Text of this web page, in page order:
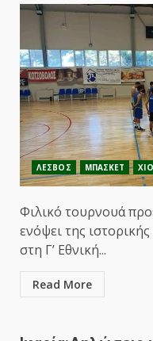
ΛΕΣΒΟΣ ΜΠΑΣΚΕΤ
Φιλικό τουρνουά
ενόψει της
στη Γ’ Εθνική...
Read More